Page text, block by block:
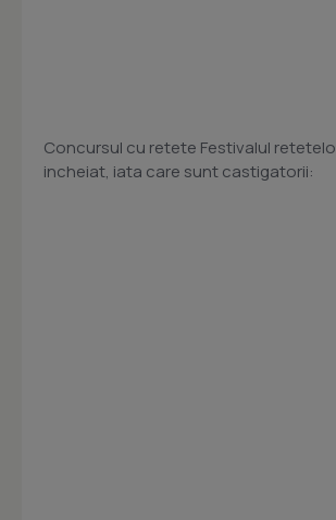
Concursul cu retete Festivalul
incheiat, iata care sunt castigatorii: